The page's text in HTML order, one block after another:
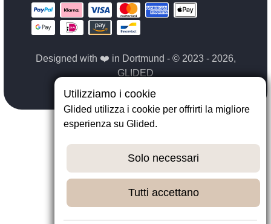
Designed with ❤️ in Dortmund - © 2023 - 2026,
GLIDED
Utilizziamo i cookie
Glided utilizza i cookie per offrirti la migliore
esperienza su Glided.
Solo necessari
Tutti accettano